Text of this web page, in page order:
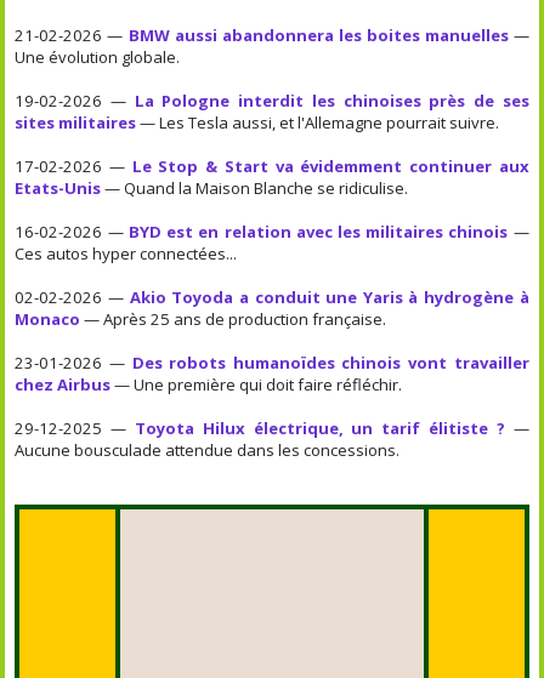
21-02-2026 — BMW aussi abandonnera les boites manuelles—
Une évolution globale.
19-02-2026 — La Pologne interdit les chinoises près de ses
sites militaires— Les Tesla aussi, et l'Allemagne pourrait suivre.
17-02-2026 — Le Stop & Start va évidemment continuer aux
Etats-Unis— Quand la Maison Blanche se ridiculise.
16-02-2026 — BYD est en relation avec les militaires chinois —
Ces autos hyper connectées...
02-02-2026 — Akio Toyoda a conduit une Yaris à hydrogène à
Monaco — Après 25 ans de production française.
23-01-2026 — Des robots humanoïdes chinois vont travailler
chez Airbus— Une première qui doit faire réfléchir.
29-12-2025 — Toyota Hilux électrique, un tarif élitiste ? —
Aucune bousculade attendue dans les concessions.